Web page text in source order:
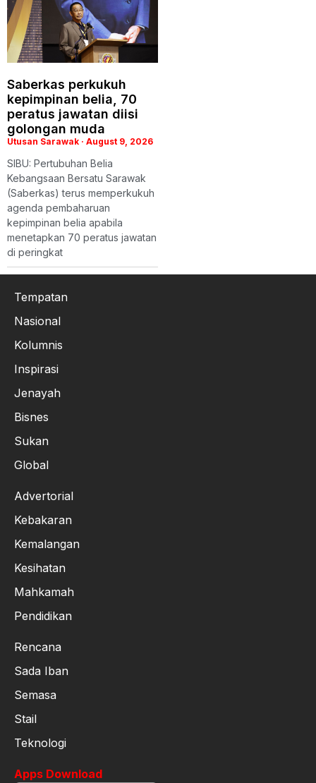
Saberkas perkukuh
kepimpinan belia, 70
peratus jawatan diisi
golongan muda
Utusan Sarawak August 9, 2026
SIBU: Pertubuhan Belia
Kebangsaan Bersatu Sarawak
(Saberkas) terus memperkukuh
agenda pembaharuan
kepimpinan belia apabila
menetapkan 70 peratus jawatan
di peringkat
Tempatan
Nasional
Kolumnis
Inspirasi
Jenayah
Bisnes
Sukan
Global
Advertorial
Kebakaran
Kemalangan
Kesihatan
Mahkamah
Pendidikan
Rencana
Sada Iban
Semasa
Stail
Teknologi
Apps Download